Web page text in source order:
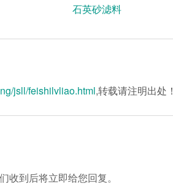
石英砂滤料
jsll/feishilvliao.html,转载请注明出处！
收到后将立即给您回复。